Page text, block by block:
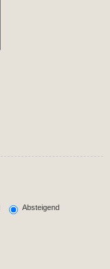
Absteigend